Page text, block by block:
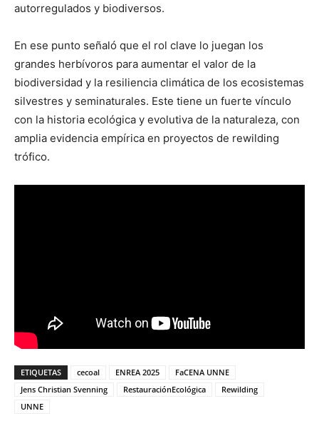
autorregulados y biodiversos.
En ese punto señaló que el rol clave lo juegan los
grandes herbívoros para aumentar el valor de la
biodiversidad y la resiliencia climática de los ecosistemas
silvestres y seminaturales. Este tiene un fuerte vínculo
con la historia ecológica y evolutiva de la naturaleza, con
amplia evidencia empírica en proyectos de rewilding
trófico.
ETIQUETAS cecoal ENREA 2025
FaCENA UNNE
Jens Christian Svenning
RestauraciónEcológica
Rewilding
UNNE